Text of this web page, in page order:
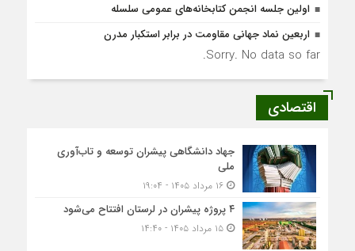
اولین جلسه انجمن کتابخانه‌های عمومی سلسله
اربعین نماد جهانی مقاومت در برابر استکبار مدرن
Sorry. No data so far.
اقتصادی
جهاد دانشگاهی پیشران توسعه و تاب‌آوری
ملی
۱۶ مرداد ۱۴۰۵ - ۱۹:۰۴
۴ پروژه پیشران در لرستان افتتاح می‌شود
۱۵ مرداد ۱۴۰۵ - ۱۴:۴۰